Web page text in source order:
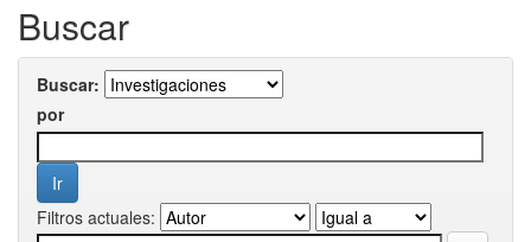
Buscar
Buscar:
por
Filtros actuales: